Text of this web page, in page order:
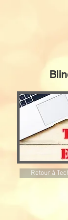
Retour à